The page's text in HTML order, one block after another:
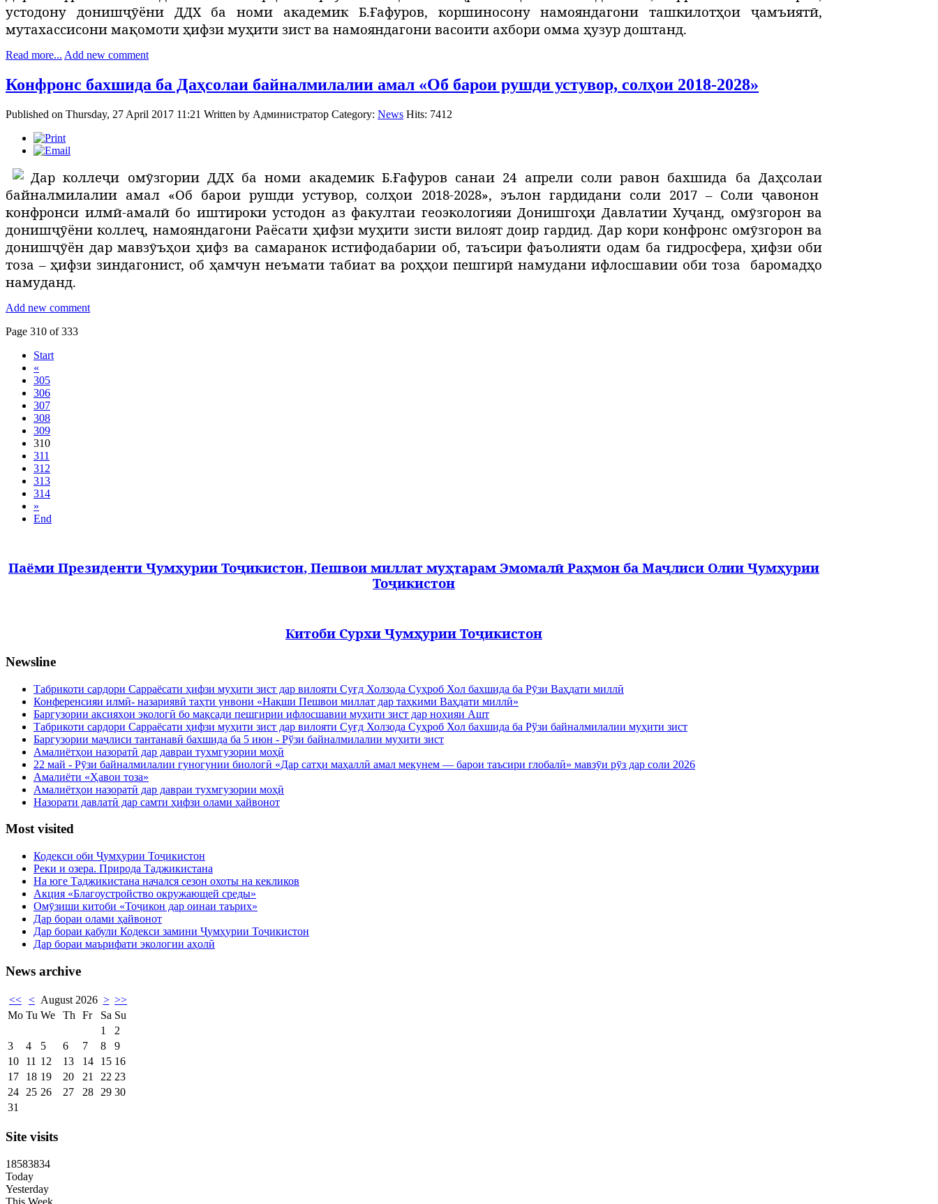
устодону донишҷӯёни ДДХ ба номи академик Б.Ғафуров, коршиносону намояндагони ташкилотҳои ҷамъиятӣ,
мутахассисони мақомоти ҳифзи муҳити зист ва намояндагони васоити ахбори омма ҳузур доштанд.
Read more... Add new comment
Конфронс бахшида ба Даҳсолаи байналмилалии амал «Об барои рушди устувор, солҳои 2018-2028»
Published on Thursday, 27 April 2017 11:21 Written by Администратор Category: News Hits: 7412
Дар коллеҷи омӯзгории ДДХ ба номи академик Б.Ғафуров санаи 24 апрели соли равон бахшида ба Даҳсолаи
байналмилалии амал «Об барои рушди устувор, солҳои 2018-2028», эълон гардидани соли 2017 – Соли ҷавонон
конфронси илмӣ-амалӣ бо иштироки устодон аз факултаи геоэкологияи Донишгоҳи Давлатии Хуҷанд, омӯзгорон ва
донишҷӯёни коллеҷ, намояндагони Раёсати ҳифзи муҳити зисти вилоят доир гардид. Дар кори конфронс омӯзгорон ва
донишҷӯён дар мавзӯъҳои ҳифз ва самаранок истифодабарии об, таъсири фаъолияти одам ба гидросфера, ҳифзи оби
тоза – ҳифзи зиндагонист, об ҳамчун неъмати табиат ва роҳҳои пешгирӣ намудани ифлосшавии оби тоза
баромадҳо
намуданд.
Add new comment
Page 310 of 333
Start
«
305
306
307
308
309
310
311
312
313
314
»
End
Паёми Президенти Ҷумҳурии Тоҷикистон, Пешвои миллат муҳтарам Эмомалӣ Раҳмон ба Маҷлиси Олии Ҷумҳурии
Тоҷикистон
Китоби Сурхи Ҷумҳурии Тоҷикистон
Newsline
Табрикоти сардори Сарраёсати ҳифзи муҳити зист дар вилояти Суғд Холзода Суҳроб Хол бахшида ба Рӯзи Ваҳдати миллӣ
Конференсияи илмӣ- назариявӣ таҳти унвони «Нақши Пешвои миллат дар таҳкими Ваҳдати миллӣ»
Баргузории аксияҳои экологӣ бо мақсади пешгирии ифлосшавии муҳити зист дар ноҳияи Ашт
Табрикоти сардори Сарраёсати ҳифзи муҳити зист дар вилояти Суғд Холзода Суҳроб Хол бахшида ба Рўзи байналмилалии муҳити зист
Баргузории маҷлиси тантанавӣ бахшида ба 5 июн - Рўзи байналмилалии муҳити зист
Амалиётҳои назоратӣ дар давраи тухмгузории моҳӣ
22 май - Рӯзи байналмилалии гуногунии биологӣ «Дар сатҳи маҳаллӣ амал мекунем — барои таъсири глобалӣ» мавзӯи рӯз дар соли 2026
Амалиёти «Ҳавои тоза»
Амалиётҳои назоратӣ дар давраи тухмгузории моҳӣ
Назорати давлатӣ дар самти ҳифзи олами ҳайвонот
Most visited
Кодекси оби Ҷумҳурии Тоҷикистон
Реки и озера. Природа Таджикистана
На юге Таджикистана начался сезон охоты на кекликов
Акция «Благоустройство окружающей среды»
Омӯзиши китоби «Тоҷикон дар оинаи таърих»
Дар бораи олами ҳайвонот
Дар бораи қабули Кодекси замини Ҷумҳурии Тоҷикистон
Дар бораи маърифати экологии аҳолӣ
News archive
<< < August 2026 > >>
Mo Tu We Th Fr Sa Su
1
2
3
4 5 6 7 8
9
10
11 12 13 14 15 16
17
18 19 20 21 22 23
24
25 26 27 28 29 30
31
Site visits
18583834
Today
Yesterday
This Week